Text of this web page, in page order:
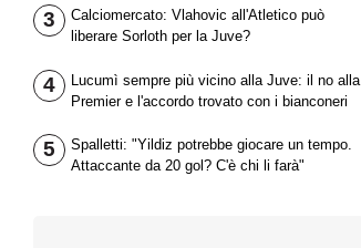
3
Calciomercato: Vlahovic all'Atletico può
liberare Sorloth per la Juve?
4
Lucumì sempre più vicino alla Juve: il no alla
Premier e l'accordo trovato con i bianconeri
5
Spalletti: "Yildiz potrebbe giocare un tempo.
Attaccante da 20 gol? C'è chi li farà"